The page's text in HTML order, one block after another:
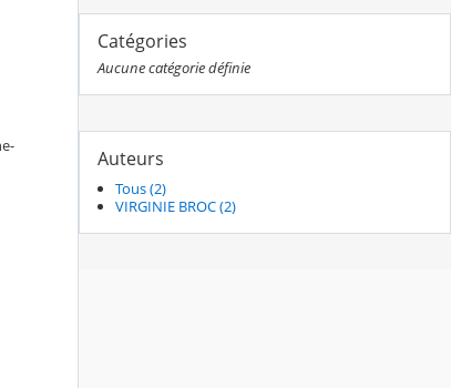
Catégories
Aucune catégorie définie
Auteurs
Tous (2)
VIRGINIE BROC (2)